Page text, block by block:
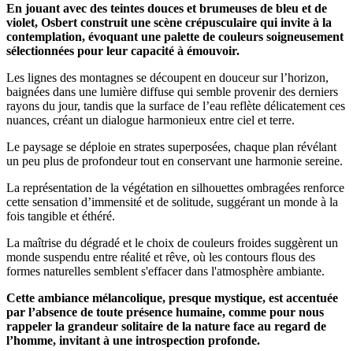
En jouant avec des teintes douces et brumeuses de bleu et de
violet, Osbert construit une scène crépusculaire qui invite à la
contemplation, évoquant une palette de couleurs soigneusement
sélectionnées pour leur capacité à émouvoir.
Les lignes des montagnes se découpent en douceur sur l’horizon,
baignées dans une lumière diffuse qui semble provenir des derniers
rayons du jour, tandis que la surface de l’eau reflète délicatement ces
nuances, créant un dialogue harmonieux entre ciel et terre.
Le paysage se déploie en strates superposées, chaque plan révélant
un peu plus de profondeur tout en conservant une harmonie sereine.
La représentation de la végétation en silhouettes ombragées renforce
cette sensation d’immensité et de solitude, suggérant un monde à la
fois tangible et éthéré.
La maîtrise du dégradé et le choix de couleurs froides suggèrent un
monde suspendu entre réalité et rêve, où les contours flous des
formes naturelles semblent s'effacer dans l'atmosphère ambiante.
Cette ambiance mélancolique, presque mystique, est accentuée
par l’absence de toute présence humaine, comme pour nous
rappeler la grandeur solitaire de la nature face au regard de
l’homme, invitant à une introspection profonde.